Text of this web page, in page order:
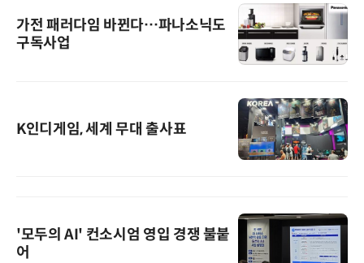
가전 패러다임 바뀐다…파나소닉도
구독사업
K인디게임, 세계 무대 출사표
'모두의 AI' 컨소시엄 영입 경쟁 불붙
어